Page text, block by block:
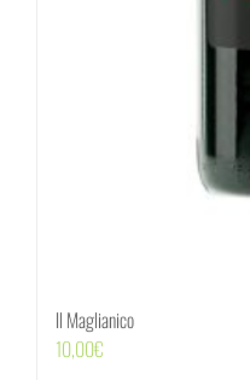
Il Maglianico
10,00€